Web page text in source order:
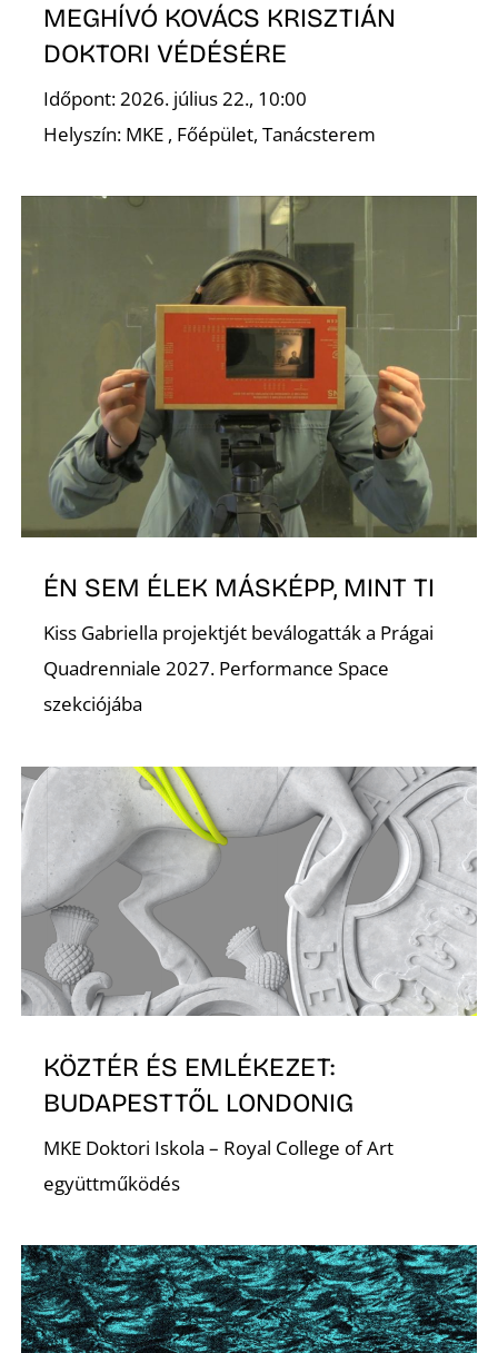
MEGHÍVÓ KOVÁCS KRISZTIÁN
DOKTORI VÉDÉSÉRE
Időpont: 2026. július 22., 10:00
Helyszín: MKE , Főépület, Tanácsterem
ÉN SEM ÉLEK MÁSKÉPP, MINT TI
Kiss Gabriella projektjét beválogatták a Prágai
Quadrenniale 2027. Performance Space
szekciójába
KÖZTÉR ÉS EMLÉKEZET:
BUDAPESTTŐL LONDONIG
MKE Doktori Iskola – Royal College of Art
együttműködés